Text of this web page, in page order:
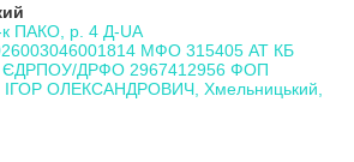
к ПАКО, р. 4 Д-UA
МФО 315405 АТ КБ
ДРФО 2967412956 ФОП
ОЛЕКСАНДРОВИЧ, Хмельницький,